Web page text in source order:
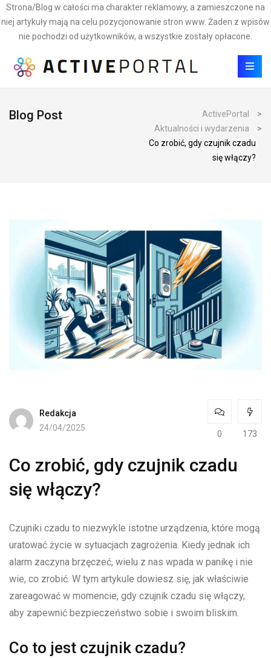
Strona/Blog w całości ma charakter reklamowy, a zamieszczone na
niej artykuły mają na celu pozycjonowanie stron www. Żaden z wpisów
nie pochodzi od użytkowników, a wszystkie zostały opłacone.
Blog Post ActivePortal
>
Aktualności i wydarzenia
>
Co zrobić, gdy czujnik czadu
się włączy?
Redakcja
24/04/2025
0 173
Co zrobić, gdy czujnik czadu
się włączy?
Czujniki czadu to niezwykle istotne urządzenia, które mogą
uratować życie w sytuacjach zagrożenia. Kiedy jednak ich
alarm zaczyna brzęczeć, wielu z nas wpada w panikę i nie
wie, co zrobić. W tym artykule dowiesz się, jak właściwie
zareagować w momencie, gdy czujnik czadu się włączy,
aby zapewnić bezpieczeństwo sobie i swoim bliskim.
Co to jest czujnik czadu?